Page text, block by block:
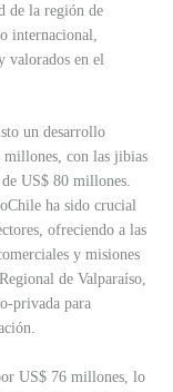
de la región de
internacional,
valorados en el
un desarrollo
con las jibias
US$ 80 millones.
ha sido crucial
ofreciendo a las
y misiones
de Valparaíso,
privada para
US$ 76 millones, lo